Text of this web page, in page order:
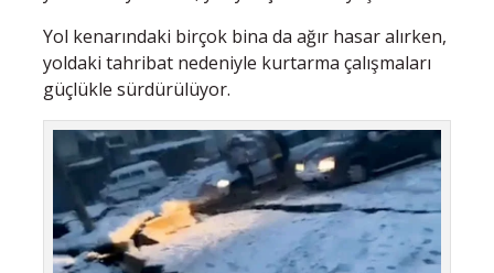
Yol kenarındaki birçok bina da ağır hasar alırken,
yoldaki tahribat nedeniyle kurtarma çalışmaları
güçlükle sürdürülüyor.